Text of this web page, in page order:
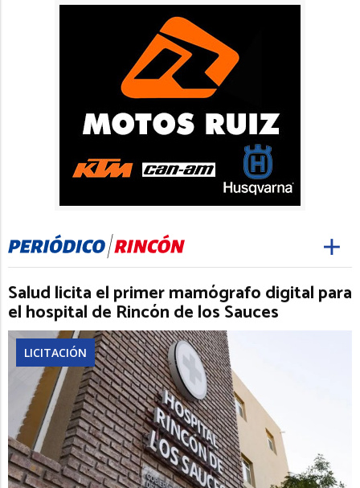
Salud licita el primer mamógrafo digital para
el hospital de Rincón de los Sauces
LICITACIÓN